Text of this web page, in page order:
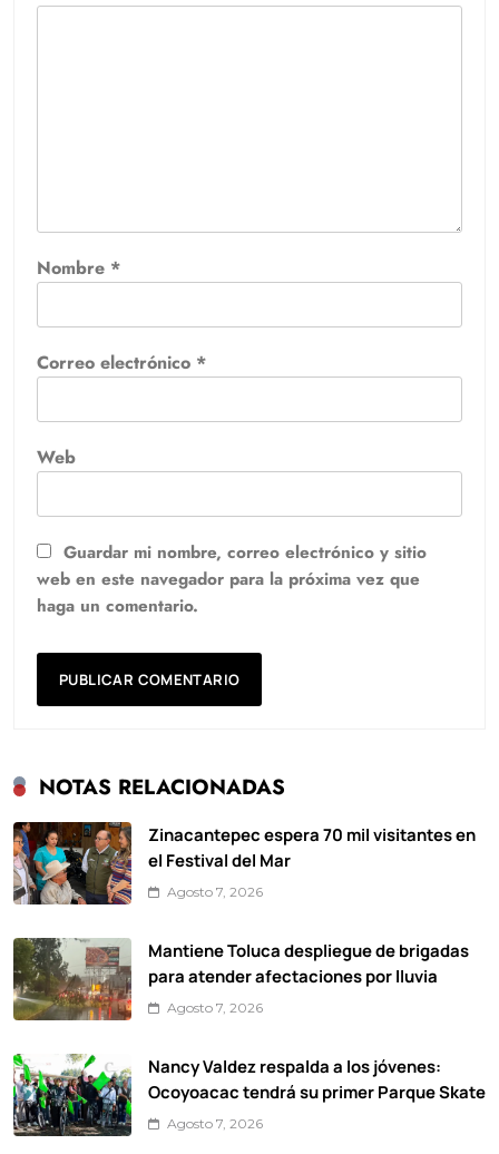
Nombre *
Correo electrónico *
Web
Guardar mi nombre, correo electrónico y sitio
web en este navegador para la próxima vez que
haga un comentario.
NOTAS RELACIONADAS
Zinacantepec espera 70 mil visitantes en
el Festival del Mar
Agosto 7, 2026
Mantiene Toluca despliegue de brigadas
para atender afectaciones por lluvia
Agosto 7, 2026
Nancy Valdez respalda a los jóvenes:
Ocoyoacac tendrá su primer Parque Skate
Agosto 7, 2026